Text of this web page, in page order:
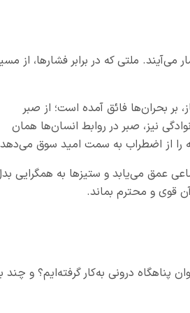
ملتی که در برابر فشارها، از
بر بحران‌ها فائق آمده است؛ از صبر
نیز، صبر در روابط انسان‌ها همان
را از اضطراب به سمت امید سوق
عمق می‌یابد و ستیزها به همگرایی
قوی و محترم بماند.
پناهگاه درونی به‌کار گرفته‌ایم؟ و چند